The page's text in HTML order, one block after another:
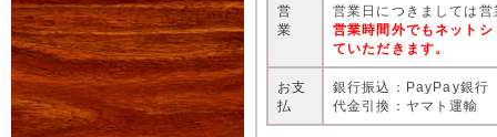
営
業
営業日につきましては
営業時間外でもネット
ていただきます。
お支
払
銀行振込：PayPay銀行
代金引換：ヤマト運輸